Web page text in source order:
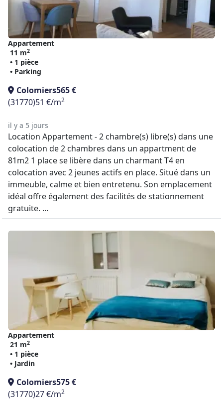
Appartement
11 m2
• 1 pièce
• Parking
Colomiers565 €
(31770)51 €/m2
il y a 5 jours
Location Appartement - 2 chambre(s) libre(s) dans une
colocation de 2 chambres dans un appartment de
81m2 1 place se libère dans un charmant T4 en
colocation avec 2 jeunes actifs en place. Situé dans un
immeuble, calme et bien entretenu. Son emplacement
idéal offre également des facilités de stationnement
gratuite. ...
Appartement
21 m2
• 1 pièce
• Jardin
Colomiers575 €
(31770)27 €/m2